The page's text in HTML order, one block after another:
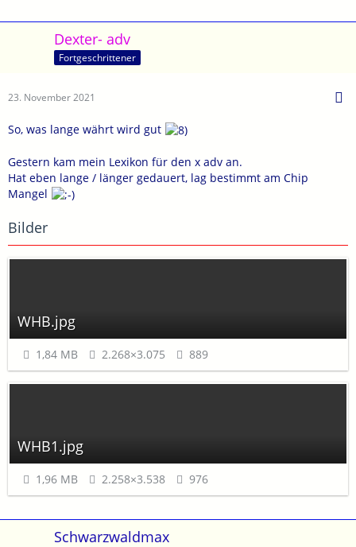
Dexter- adv
Fortgeschrittener
23. November 2021
So, was lange währt wird gut
Gestern kam mein Lexikon für den x adv an.
Hat eben lange / länger gedauert, lag bestimmt am Chip
Mangel
Bilder
WHB.jpg
1,84 MB 2.268×3.075 889
WHB1.jpg
1,96 MB 2.258×3.538 976
Schwarzwaldmax